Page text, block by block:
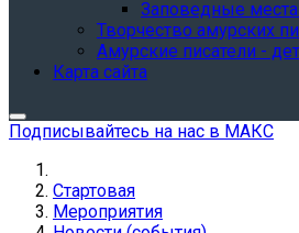
Заповедные
Творчество амурских
Амурские писатели -
Карта сайта
Подписывайтесь на нас в МАКС
Стартовая
Мероприятия